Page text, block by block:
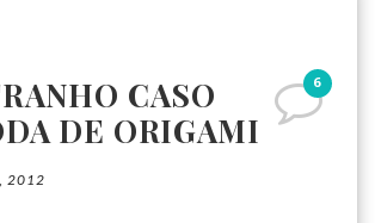
6
CASO
DE ORIGAMI
2012